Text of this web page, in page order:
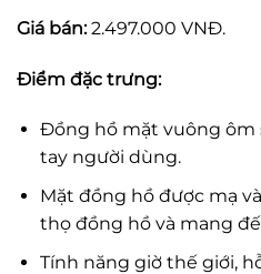
Giá bán:2.497.000 VNĐ.
Điểm đặc trưng:
Đồng hồ mặt vuông ôm
tay người dùng.
Mặt đồng hồ được mạ
thọ đồng hồ và mang
Tính năng giờ thế giới,